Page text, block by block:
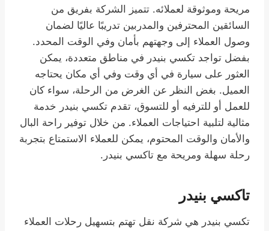
مريحة وموثوقة لعملائه. تتميز الشركة بفريق من
السائقين المحترفين والمدربين تدريبًا عاليًا لضمان
وصول العملاء إلى وجهتهم بأمان وفي الوقت المحدد.
بفضل تواجد تكسي بنيدر في مناطق متعددة، يمكن
العثور على سيارة في أي وقت وفي أي مكان يحتاجه
العميل. بغض النظر عن الغرض من الرحلة، سواء كان
للعمل أو للترفيه أو للتسوق، تقدم تكسي بنيدر خدمة
مثالية لتلبية احتياجات العملاء. من خلال توفير راحة البال
والأمان والوقت المحتوم، يمكن للعملاء الاستمتاع بتجربة
رحلة سهلة ومريحة مع تاكسي بنيدر.
تاكسي بنيدر
تكسي بنيدر هي شركة نقل تهتم بتسهيل رحلات العملاء